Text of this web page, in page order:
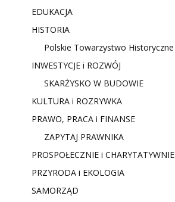
EDUKACJA
HISTORIA
Polskie Towarzystwo Historyczne
INWESTYCJE i ROZWÓJ
SKARŻYSKO W BUDOWIE
KULTURA i ROZRYWKA
PRAWO, PRACA i FINANSE
ZAPYTAJ PRAWNIKA
PROSPOŁECZNIE i CHARYTATYWNIE
PRZYRODA i EKOLOGIA
SAMORZĄD